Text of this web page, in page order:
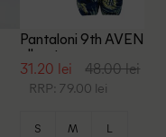
Pantaloni 9th AVENUE,
albastru
31.20 lei 48.00 lei
RRP: 79.00 lei
S M L